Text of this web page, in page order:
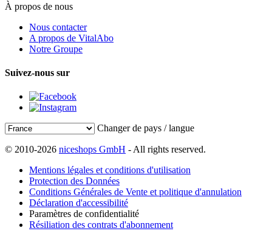
À propos de nous
Nous contacter
A propos de VitalAbo
Notre Groupe
Suivez-nous sur
Changer de pays / langue
© 2010-2026 niceshops GmbH - All rights reserved.
Mentions légales et conditions d'utilisation
Protection des Données
Conditions Générales de Vente et politique d'annulation
Déclaration d'accessibilité
Paramètres de confidentialité
Résiliation des contrats d'abonnement